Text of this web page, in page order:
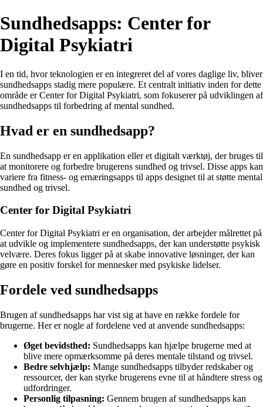
Sundhedsapps: Center for
Digital Psykiatri
I en tid, hvor teknologien er en integreret del af vores daglige liv, bliver
sundhedsapps stadig mere populære. Et centralt initiativ inden for dette
område er Center for Digital Psykiatri, som fokuserer på udviklingen af
sundhedsapps til forbedring af mental sundhed.
Hvad er en sundhedsapp?
En sundhedsapp er en applikation eller et digitalt værktøj, der bruges til
at monitorere og forbedre brugerens sundhed og trivsel. Disse apps kan
variere fra fitness- og ernæringsapps til apps designet til at støtte mental
sundhed og trivsel.
Center for Digital Psykiatri
Center for Digital Psykiatri er en organisation, der arbejder målrettet på
at udvikle og implementere sundhedsapps, der kan understøtte psykisk
velvære. Deres fokus ligger på at skabe innovative løsninger, der kan
gøre en positiv forskel for mennesker med psykiske lidelser.
Fordele ved sundhedsapps
Brugen af sundhedsapps har vist sig at have en række fordele for
brugerne. Her er nogle af fordelene ved at anvende sundhedsapps:
Øget bevidsthed: Sundhedsapps kan hjælpe brugerne med at
blive mere opmærksomme på deres mentale tilstand og trivsel.
Bedre selvhjælp: Mange sundhedsapps tilbyder redskaber og
ressourcer, der kan styrke brugerens evne til at håndtere stress og
udfordringer.
Personlig tilpasning: Gennem brugen af sundhedsapps kan